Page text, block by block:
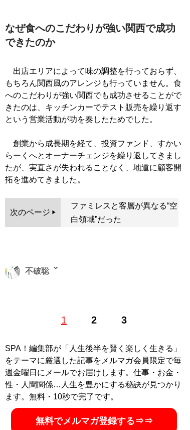
なぜ食へのこだわりが強い関西で成功
できたのか
出店エリアによって味の調整を行っておらず、
もちろん関西風のアレンジも行っていません。食
へのこだわりが強い関西でも成功させることがで
きたのは、キッチンカーでテスト販売を繰り返す
という営業活動が功を奏したためでした。
創業から成長期を経て、投資ファンド、すかい
らーくへとオーナーチェンジを繰り返してきまし
たが、実直さが失われることなく、地道に顧客開
拓を進めてきました。
次のページ
ファミレスと客層が異なる“空
白領域”だった
1 2 3
不破聡
援を行った経験を活かし、経済や金融に関連する記事を
ンターテインメント業界
記事一覧へ
SPA！編集部が「人生後半を賢く楽しく生きる」
をテーマに厳選した記事をメルマガ会員限定で毎
週金曜日にメールでお届けします。仕事・お金・
性・人間関係…人生を豊かにする秘訣が見つかり
ます。無料・10秒で完了です。
無料でメルマガ登録する⇒⇒